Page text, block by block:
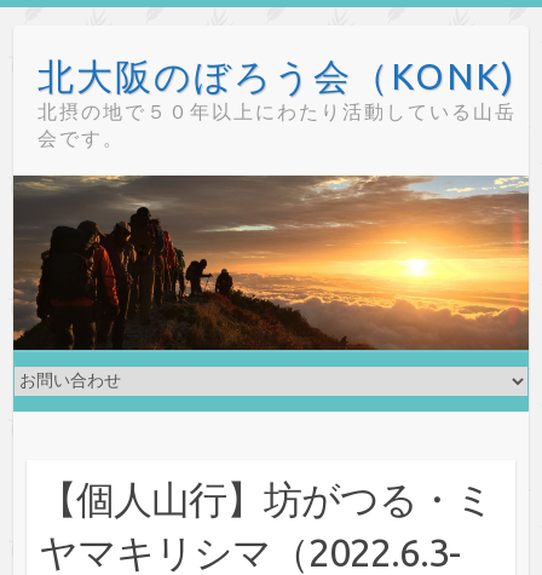
content北大阪のぼろう会（KONK)
北摂の地で５０年以上にわたり活動している山岳
会です。
【個人山行】坊がつる・ミ
ヤマキリシマ（2022.6.3-